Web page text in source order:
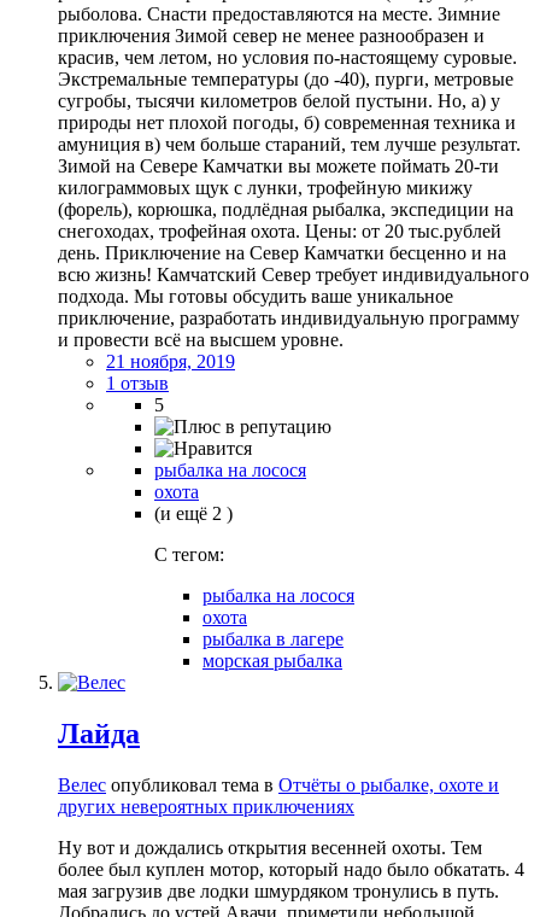
рыболова. Снасти предоставляются на месте. Зимние
приключения Зимой север не менее разнообразен и
красив, чем летом, но условия по-настоящему суровые.
Экстремальные температуры (до -40), пурги, метровые
сугробы, тысячи километров белой пустыни. Но, а) у
природы нет плохой погоды, б) современная техника и
амуниция в) чем больше стараний, тем лучше результат.
Зимой на Севере Камчатки вы можете поймать 20-ти
килограммовых щук с лунки, трофейную микижу
(форель), корюшка, подлёдная рыбалка, экспедиции на
снегоходах, трофейная охота. Цены: от 20 тыс.рублей
день. Приключение на Север Камчатки бесценно и на
всю жизнь! Камчатский Север требует индивидуального
подхода. Мы готовы обсудить ваше уникальное
приключение, разработать индивидуальную программу
и провести всё на высшем уровне.
21 ноября, 2019
1 отзыв
5
рыбалка на лосося
охота
(и ещё 2 )
C тегом:
рыбалка на лосося
охота
рыбалка в лагере
морская рыбалка
Лайда
Велес опубликовал тема в Отчёты о рыбалке, охоте и
других невероятных приключениях
Ну вот и дождались открытия весенней охоты. Тем
более был куплен мотор, который надо было обкатать. 4
мая загрузив две лодки шмурдяком тронулись в путь.
Добрались до устей Авачи, приметили небольшой